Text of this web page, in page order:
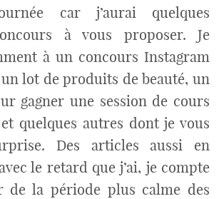
car j’aurai quelques
à vous proposer. Je
à un concours Instagram
lot de produits de beauté, un
gagner une session de cours
et quelques autres dont je vous
Des articles aussi en
le retard que j’ai, je compte
de la période plus calme des